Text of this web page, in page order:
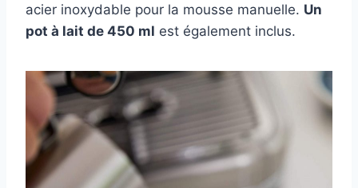
acier inoxydable pour la mousse manuelle. Un
pot à lait de 450 ml est également inclus.